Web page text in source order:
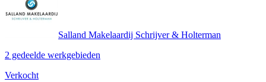
Salland Makelaardij Schrijver & Holterman
2 gedeelde werkgebieden
Verkocht